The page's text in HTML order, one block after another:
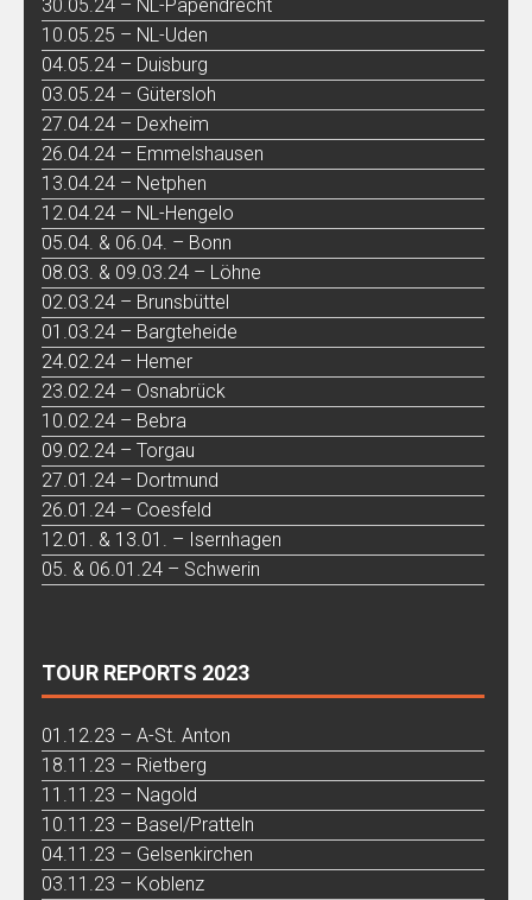
30.05.24 – NL-Papendrecht
10.05.25 – NL-Uden
04.05.24 – Duisburg
03.05.24 – Gütersloh
27.04.24 – Dexheim
26.04.24 – Emmelshausen
13.04.24 – Netphen
12.04.24 – NL-Hengelo
05.04. & 06.04. – Bonn
08.03. & 09.03.24 – Löhne
02.03.24 – Brunsbüttel
01.03.24 – Bargteheide
24.02.24 – Hemer
23.02.24 – Osnabrück
10.02.24 – Bebra
09.02.24 – Torgau
27.01.24 – Dortmund
26.01.24 – Coesfeld
12.01. & 13.01. – Isernhagen
05. & 06.01.24 – Schwerin
TOUR REPORTS 2023
01.12.23 – A-St. Anton
18.11.23 – Rietberg
11.11.23 – Nagold
10.11.23 – Basel/Pratteln
04.11.23 – Gelsenkirchen
03.11.23 – Koblenz